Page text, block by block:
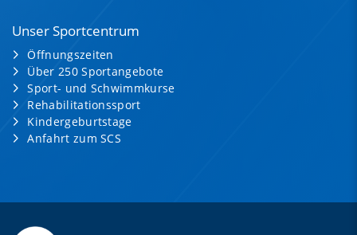
Unser Sportcentrum
Öffnungszeiten
Über 250 Sportangebote
Sport- und Schwimmkurse
Rehabilitationssport
Kindergeburtstage
Anfahrt zum SCS